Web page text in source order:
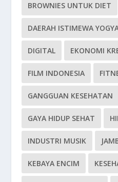
BROWNIES UNTUK DIET
DAERAH ISTIMEWA
DIGITAL EKONOMI
FILM INDONESIA
GANGGUAN KESEHATAN
GAYA HIDUP SEHAT
INDUSTRI MUSIK
KEBAYA ENCIM